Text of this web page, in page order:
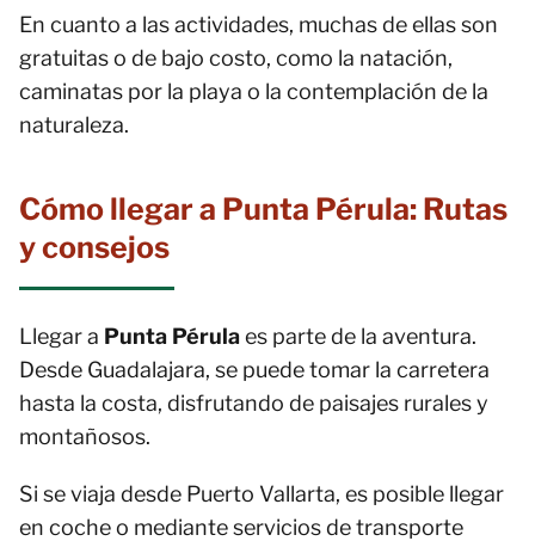
En cuanto a las actividades, muchas de ellas son
gratuitas o de bajo costo, como la natación,
caminatas por la playa o la contemplación de la
naturaleza.
Cómo llegar a Punta Pérula: Rutas
y consejos
Llegar a Punta Pérulaes parte de la aventura.
Desde Guadalajara, se puede tomar la carretera
hasta la costa, disfrutando de paisajes rurales y
montañosos.
Si se viaja desde Puerto Vallarta, es posible llegar
en coche o mediante servicios de transporte